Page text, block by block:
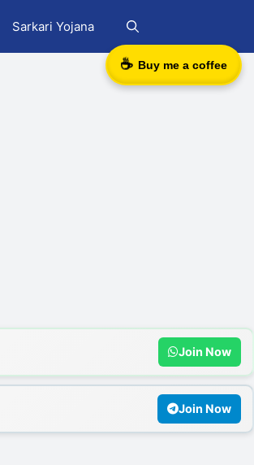
Sarkari Yojana
Join Now
Join Now
☕ Buy me a coffee